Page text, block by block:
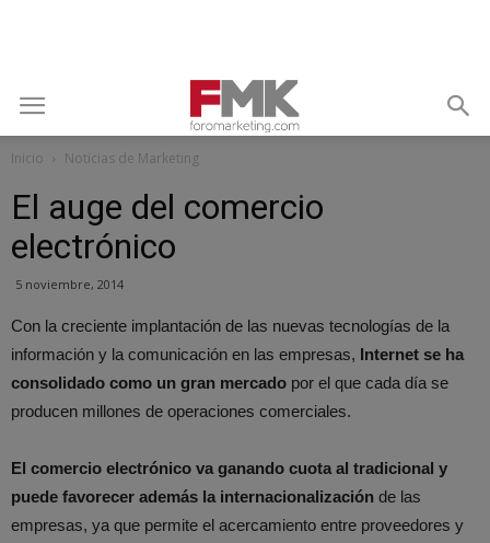
Inicio Noticias de Marketing
El auge del comercio
electrónico
5 noviembre, 2014
Con la creciente implantación de las nuevas tecnologías de la
información y la comunicación en las empresas, Internet se ha
consolidado como un gran mercado por el que cada día se
producen millones de operaciones comerciales.
El comercio electrónico va ganando cuota al tradicional y
puede favorecer además la internacionalización de las
empresas, ya que permite el acercamiento entre proveedores y